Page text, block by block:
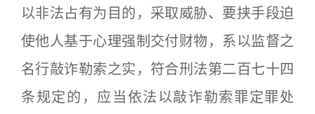
以非法占有为目的，采取威胁、要挟手段迫
使他人基于心理强制交付财物，系以监督之
名行敲诈勒索之实，符合刑法第二百七十四
条规定的，应当依法以敲诈勒索罪定罪处